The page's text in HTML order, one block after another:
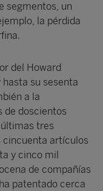
segmentos, un
la pérdida
del Howard
su sesenta
a la
de doscientos
tres
cincuenta artículos
y cinco mil
de compañías
patentado cerca